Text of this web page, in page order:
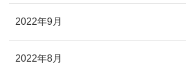
2022年9月
2022年8月